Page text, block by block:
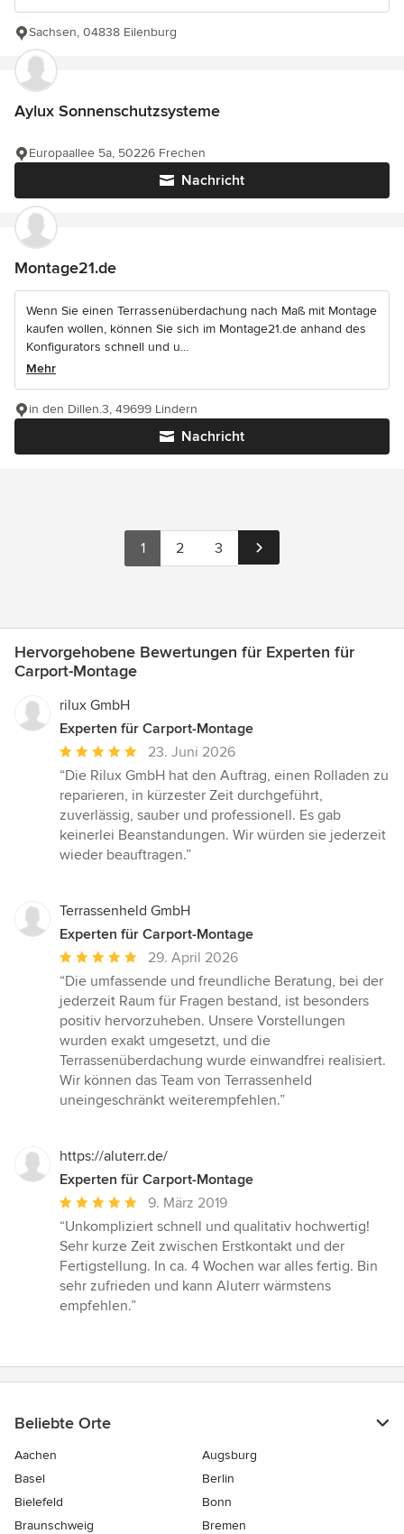
Sachsen, 04838 Eilenburg
Aylux Sonnenschutzsysteme
Nachricht
Europaallee 5a, 50226 Frechen
Montage21.de
Wenn Sie einen Terrassenüberdachung nach Maß mit Montage
kaufen wollen, können Sie sich im Montage21.de anhand des
Konfigurators schnell und u...
Mehr
Nachricht
in den Dillen.3, 49699 Lindern
1 2 3
Hervorgehobene Bewertungen für Experten für
Carport-Montage
rilux GmbH
Experten für Carport-Montage
Durchschnittliche
Bewertung:
5
von
5
Sternen
23. Juni 2026
“Die Rilux GmbH hat den Auftrag, einen Rolladen zu
reparieren, in kürzester Zeit durchgeführt,
zuverlässig, sauber und professionell. Es gab
keinerlei Beanstandungen. Wir würden sie jederzeit
wieder beauftragen.”
Terrassenheld GmbH
Experten für Carport-Montage
Durchschnittliche
Bewertung:
5
von
5
Sternen
29. April 2026
“Die umfassende und freundliche Beratung, bei der
jederzeit Raum für Fragen bestand, ist besonders
positiv hervorzuheben. Unsere Vorstellungen
wurden exakt umgesetzt, und die
Terrassenüberdachung wurde einwandfrei realisiert.
Wir können das Team von Terrassenheld
uneingeschränkt weiterempfehlen.”
https://aluterr.de/
Experten für Carport-Montage
Durchschnittliche
Bewertung:
5
von
5
Sternen
9. März 2019
“Unkompliziert schnell und qualitativ hochwertig!
Sehr kurze Zeit zwischen Erstkontakt und der
Fertigstellung. In ca. 4 Wochen war alles fertig. Bin
sehr zufrieden und kann Aluterr wärmstens
empfehlen.”
Beliebte Orte
Aachen
Augsburg
Basel
Berlin
Bielefeld
Bonn
Braunschweig
Bremen